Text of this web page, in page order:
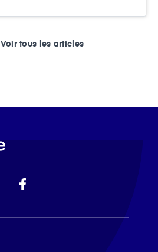
Voir tous les articles